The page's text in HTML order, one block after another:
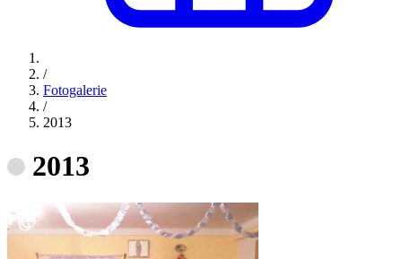
/
Fotogalerie
/
2013
2013